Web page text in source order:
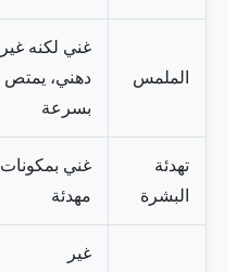
الملمس
غني لكنه غير
دهني، يمتص
بسرعة
تهدئة
البشرة
غني بمكونات
مهدئة
غير